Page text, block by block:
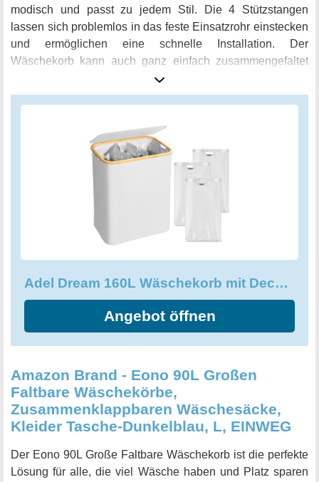
modisch und passt zu jedem Stil. Die 4 Stützstangen
lassen sich problemlos in das feste Einsatzrohr einstecken
und ermöglichen eine schnelle Installation. Der
Wäschekorb kann auch ganz einfach zusammengefaltet
werden, um bei Nichtgebrauch Platz zu sparen. Der
Wäschekorb besteht aus natürlichen Bambusstützstangen
Auflagefläche ist breiter und fester. Aus hochwertigem
kationischem Tuch hergestellt, hat es eine starke
Verschleißfestigkeit. Es fügt keine chemischen
Komponenten hinzu und kann mit Zuversicht verwendet
werden. Die abnehmbare Stange, robuste Bodenplatte und
der Bambusrahmen an der Oberseite verhindern Falten
und Verformungen und verlängern somit die Lebensdauer
des Wäschekorbs. Mit einem Fassungsvermögen von
Wäsche von der ganzen Familie geeignet. Der
Wäschekorb ist zusammenklappbar und kann daher leicht
verstaut werden, wenn er nicht gebraucht wird. Holen Sie
sich den Adel Dream 160L Wäschekorb, der Effektivität,
Adel Dream 160L Wäschekorb mit Deckel 3 Fächer Wäschekorb
Angebot öffnen
Amazon Brand - Eono 90L Großen
Faltbare Wäschekörbe,
Zusammenklappbaren Wäschesäcke,
Kleider Tasche-Dunkelblau, L, EINWEG
Der Eono 90L Große Faltbare Wäschekorb ist die perfekte
Lösung für alle, die viel Wäsche haben und Platz sparen